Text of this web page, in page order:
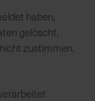
haben,
gelöscht,
zustimmen.